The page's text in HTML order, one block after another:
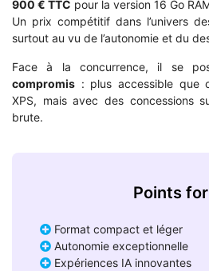
900 € TTC pour la version 16 Go
Un prix compétitif dans l’univers
surtout au vu de l’autonomie et du
Face à la concurrence, il se
compromis : plus accessible que
XPS, mais avec des concessions
brute.
Points
Format compact et léger
Autonomie exceptionnelle
Expériences IA innovantes